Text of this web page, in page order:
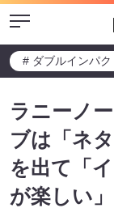
Menu
# ダブルインパ
ラニーノ
ブは「ネ
を出て「
が楽しい」